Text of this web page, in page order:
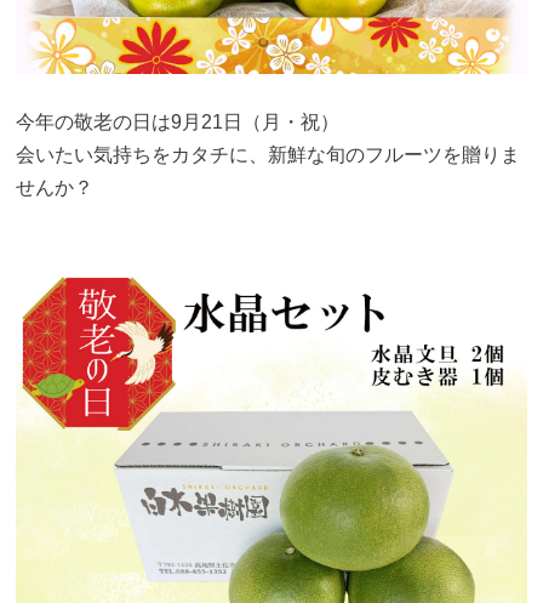
今年の敬老の日は9月21日（月・祝）
会いたい気持ちをカタチに、新鮮な旬のフルーツを贈りま
せんか？